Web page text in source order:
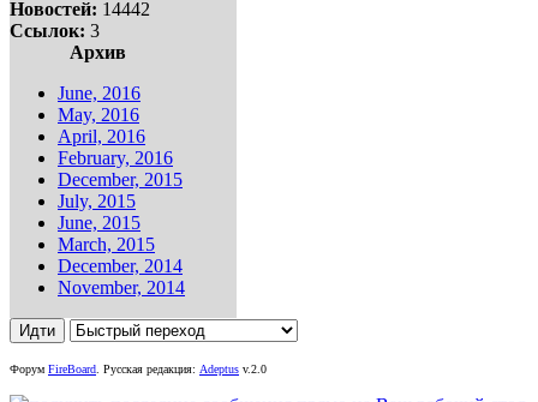
Новостей: 14442
Ссылок: 3
Архив
June, 2016
May, 2016
April, 2016
February, 2016
December, 2015
July, 2015
June, 2015
March, 2015
December, 2014
November, 2014
Форум FireBoard Русская редакция: Adeptus v.2.0